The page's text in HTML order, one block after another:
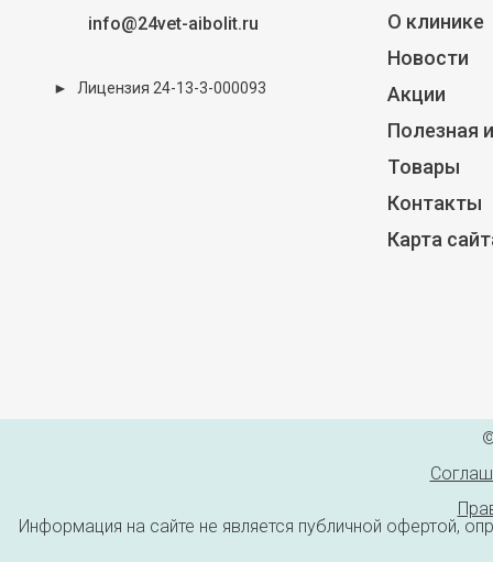
info@24vet-aibolit.ru
► Лицензия 24-13-3-000093
О клинике
Новости
Акции
Полезная
Товары
Контакты
Карта
Информация на сайте не является публичной офертой,